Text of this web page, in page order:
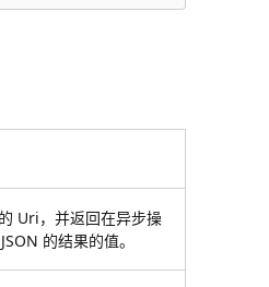
Uri，并返回在异步操
的结果的值。